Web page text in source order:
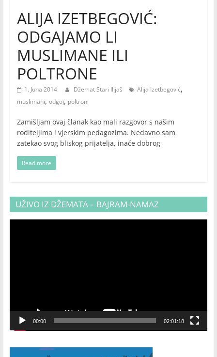
ALIJA IZETBEGOVIĆ:
ODGAJAMO LI
MUSLIMANE ILI
POLTRONE
1. Juna 2014. Džemat Stari Ilijaš Alija Izetbegović,
muslimani, odgoj, poltroni
Zamišljam ovaj članak kao mali razgovor s našim
roditeljima i vjerskim pedagozima. Nedavno sam
zatekao svog bliskog prijatelja, inače dobrog
Read more
UŽIVO IZ DŽEMATA – BAJRAM-NAMAZ
00:00 02:01:18